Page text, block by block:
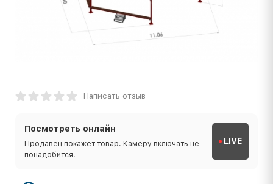
Написать отзыв
Посмотреть онлайн
Продавец покажет товар. Камеру включать не
понадобится.
LIVE